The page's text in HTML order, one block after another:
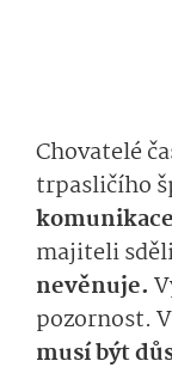
Chovatelé
trpasličího
komunikace
majiteli
nevěnuje.
pozornost.
musí být